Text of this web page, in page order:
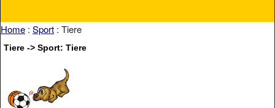
Home : Sport : Tiere
Tiere -> Sport: Tiere